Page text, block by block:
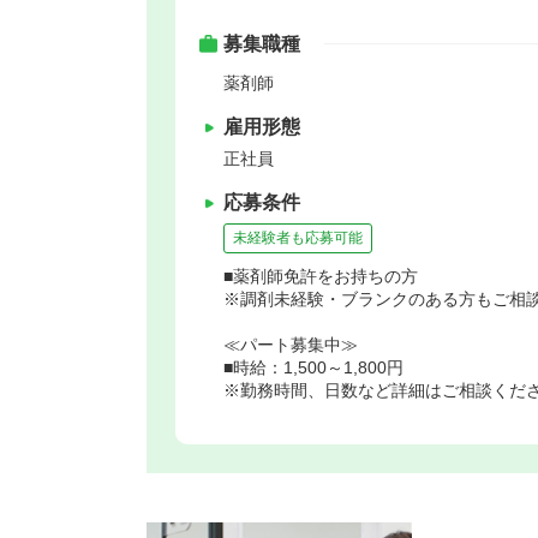
募集職種
薬剤師
雇用形態
正社員
応募条件
未経験者も応募可能
■薬剤師免許をお持ちの方
※調剤未経験・ブランクのある方もご相
≪パート募集中≫
■時給：1,500～1,800円
※勤務時間、日数など詳細はご相談くださ